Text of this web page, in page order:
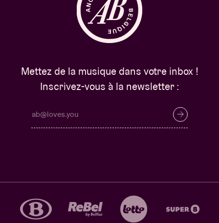
Mettez de la musique dans votre inbox !
Inscrivez-vous à la newsletter :